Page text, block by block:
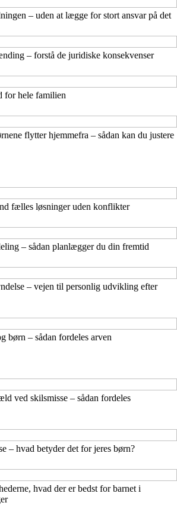
– uden at lægge for stort ansvar på det
– forstå de juridiske konsekvenser
for hele familien
flytter hjemmefra – sådan kan du justere
fælles løsninger uden konflikter
– sådan planlægger du din fremtid
– vejen til personlig udvikling efter
børn – sådan fordeles arven
ved skilsmisse – sådan fordeles
– hvad betyder det for jeres børn?
hvad der er bedst for barnet i